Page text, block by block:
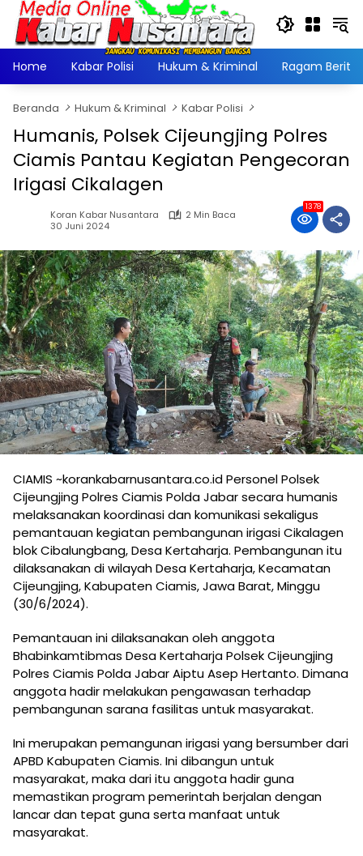
Langsung
konten
Home
Kabar Polisi Hukum & Kriminal Ragam Berita
Beranda Hukum & Kriminal Kabar Polisi
Humanis, Polsek Cijeungjing Polres
Ciamis Pantau Kegiatan Pengecoran
Irigasi Cikalagen
Koran Kabar Nusantara
2 Min Baca
30 Juni 2024
1378
CIAMIS ~korankabarnusantara.co.id Personel Polsek
Cijeungjing Polres Ciamis Polda Jabar secara humanis
melaksanakan koordinasi dan komunikasi sekaligus
pemantauan kegiatan pembangunan irigasi Cikalagen
blok Cibalungbang, Desa Kertaharja. Pembangunan itu
dilaksanakan di wilayah Desa Kertaharja, Kecamatan
Cijeungjing, Kabupaten Ciamis, Jawa Barat, Minggu
(30/6/2024).
Pemantauan ini dilaksanakan oleh anggota
Bhabinkamtibmas Desa Kertaharja Polsek Cijeungjing
Polres Ciamis Polda Jabar Aiptu Asep Hertanto. Dimana
anggota hadir melakukan pengawasan terhadap
pembangunan sarana fasilitas untuk masyarakat.
Ini merupakan pemangunan irigasi yang bersumber dari
APBD Kabupaten Ciamis. Ini dibangun untuk
masyarakat, maka dari itu anggota hadir guna
memastikan program pemerintah berjalan dengan
lancar dan tepat guna serta manfaat untuk
masyarakat.